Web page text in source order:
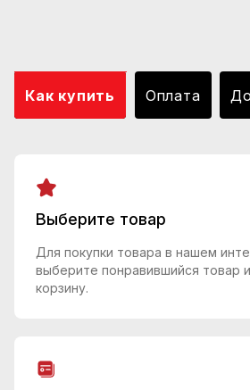
Как купить Оплата
Выберите товар
Для покупки товара в нашем
выберите понравившийся товар
корзину.